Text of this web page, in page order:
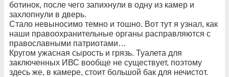
ботинок, после чего запихнули в одну из камер и
захлопнули в дверь.
Стало невыносимо темно и тошно. Вот тут я узнал, как
наши правоохранительные органы расправляются с
православными патриотами…
Кругом ужасная сырость и грязь. Туалета для
заключенных ИВС вообще не существует, поэтому
здесь же, в камере, стоит большой бак для нечистот.